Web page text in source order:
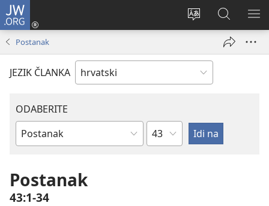
JW.ORG
Promijeni
Prijava
(otvara
prozor)
JW.ORG
|
Pretraga
Postanak
JEZIK ČLANKA
ODABERITE
Biblijska
Poglavlje
Postanak
43:1-34